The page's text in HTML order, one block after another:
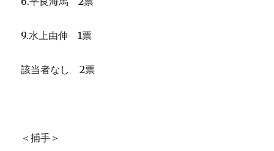
9.水上由伸 1票
該当者なし 2票
＜捕手＞